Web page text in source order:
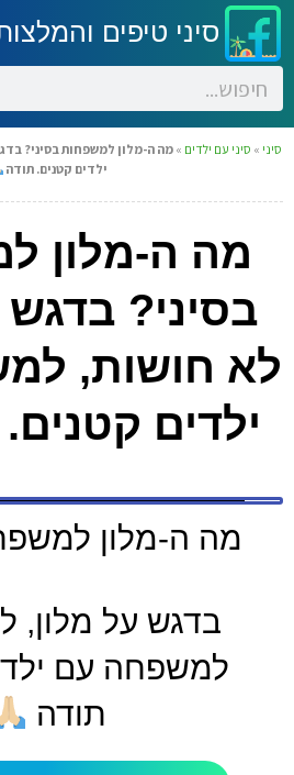
סיני טיפים
סיני » סיני עם ילדים » מה ה-מלון למשפחות בסיני?
ילדים קטנים. תודה
מה ה-מלון
בסיני? בדגש
לא חושות,
ילדים
מה ה-מלון
בדגש על מלון,
למשפחה עם
תודה